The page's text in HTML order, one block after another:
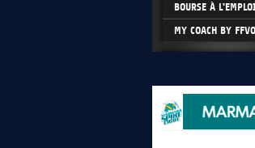
BOURSE À L'EMPLOI
MY COACH BY